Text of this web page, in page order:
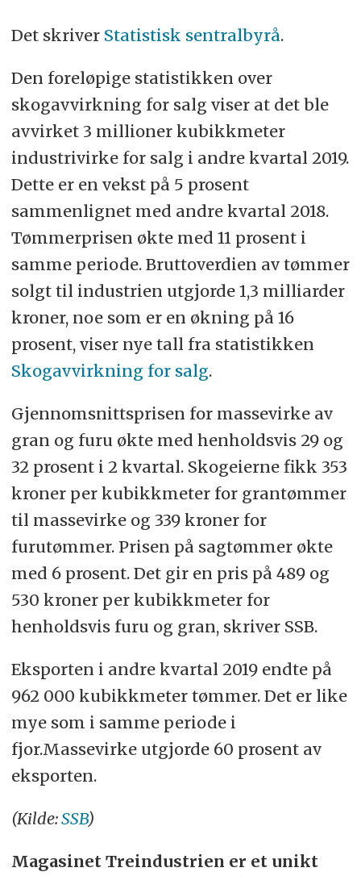
Det skriver Statistisk sentralbyrå.
Den foreløpige statistikken over
skogavvirkning for salg viser at det ble
avvirket 3 millioner kubikkmeter
industrivirke for salg i andre kvartal 2019.
Dette er en vekst på 5 prosent
sammenlignet med andre kvartal 2018.
Tømmerprisen økte med 11 prosent i
samme periode. Bruttoverdien av tømmer
solgt til industrien utgjorde 1,3 milliarder
kroner, noe som er en økning på 16
prosent, viser nye tall fra statistikken
Skogavvirkning for salg.
Gjennomsnittsprisen for massevirke av
gran og furu økte med henholdsvis 29 og
32 prosent i 2 kvartal. Skogeierne fikk 353
kroner per kubikkmeter for grantømmer
til massevirke og 339 kroner for
furutømmer. Prisen på sagtømmer økte
med 6 prosent. Det gir en pris på 489 og
530 kroner per kubikkmeter for
henholdsvis furu og gran, skriver SSB.
Eksporten i andre kvartal 2019 endte på
962 000 kubikkmeter tømmer. Det er like
mye som i samme periode i
fjor.Massevirke utgjorde 60 prosent av
eksporten.
(Kilde:SSB)
Magasinet Treindustrien er et unikt